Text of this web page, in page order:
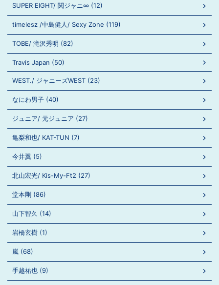
SUPER EIGHT/ 関ジャニ∞ (12)
timelesz /中島健人/ Sexy Zone (119)
TOBE/ 滝沢秀明 (82)
Travis Japan (50)
WEST./ ジャニーズWEST (23)
なにわ男子 (40)
ジュニア/ 元ジュニア (27)
亀梨和也/ KAT-TUN (7)
今井翼 (5)
北山宏光/ Kis-My-Ft2 (27)
堂本剛 (86)
山下智久 (14)
岩橋玄樹 (1)
嵐 (68)
手越祐也 (9)